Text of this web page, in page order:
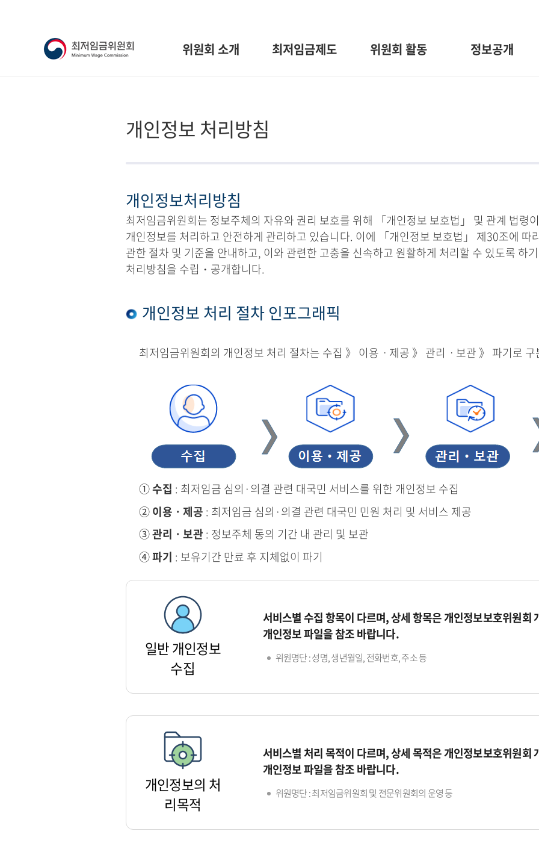
위원회 소개 최저임금제도 위원회 활동 정보공개
개인정보 처리방침
개인정보처리방침
최저임금위원회는 정보주체의 자유와 권리 보호를 위해 「개인정보 보호법」 및 관계 법령
개인정보를 처리하고 안전하게 관리하고 있습니다. 이에 「개인정보 보호법」 제30조에 따
관한 절차 및 기준을 안내하고, 이와 관련한 고충을 신속하고 원활하게 처리할 수 있도록 하
처리방침을 수립・공개합니다.
개인정보 처리 절차 인포그래픽
최저임금위원회의 개인정보 처리 절차는 수집 》 이용ㆍ제공 》 관리ㆍ보관 》 파기로
①수집 : 최저임금 심의·의결 관련 대국민 서비스를 위한 개인정보 수집
② 이용ㆍ제공 : 최저임금 심의·의결 관련 대국민 민원 처리 및 서비스 제공
③관리ㆍ보관 : 정보주체 동의 기간 내 관리 및 보관
④파기 : 보유기간 만료 후 지체없이 파기
일반 개인정보
수집
서비스별 수집 항목이 다르며, 상세 항목은 개인정보보호위원회
개인정보 파일을 참조 바랍니다.
위원명단 : 성명, 생년월일, 전화번호, 주소 등
개인정보의 처
리목적
서비스별 처리 목적이 다르며, 상세 목적은 개인정보보호위원회
개인정보 파일을 참조 바랍니다.
위원명단 : 최저임금위원회 및 전문위원회의 운영 등